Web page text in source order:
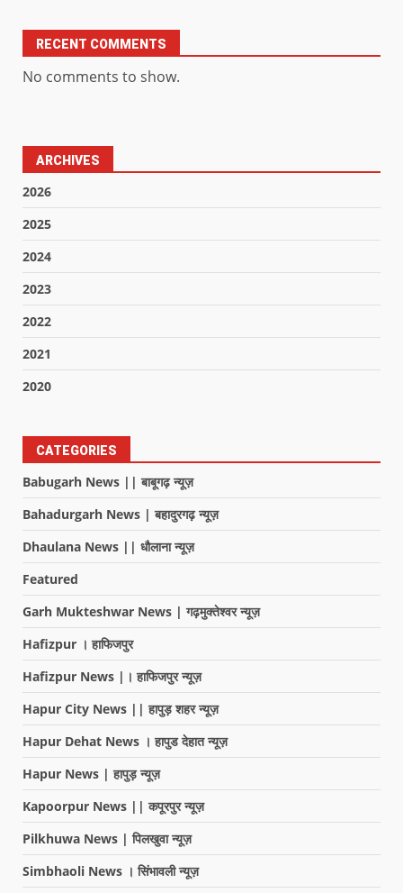
RECENT COMMENTS
No comments to show.
ARCHIVES
2026
2025
2024
2023
2022
2021
2020
CATEGORIES
Babugarh News || बाबूगढ़ न्यूज़
Bahadurgarh News | बहादुरगढ़ न्यूज़
Dhaulana News || धौलाना न्यूज़
Featured
Garh Mukteshwar News | गढ़मुक्तेश्वर न्यूज़
Hafizpur । हाफिजपुर
Hafizpur News |। हाफिजपुर न्यूज़
Hapur City News || हापुड़ शहर न्यूज़
Hapur Dehat News । हापुड देहात न्यूज़
Hapur News | हापुड़ न्यूज़
Kapoorpur News || कपूरपुर न्यूज़
Pilkhuwa News | पिलखुवा न्यूज़
Simbhaoli News । सिंभावली न्यूज़